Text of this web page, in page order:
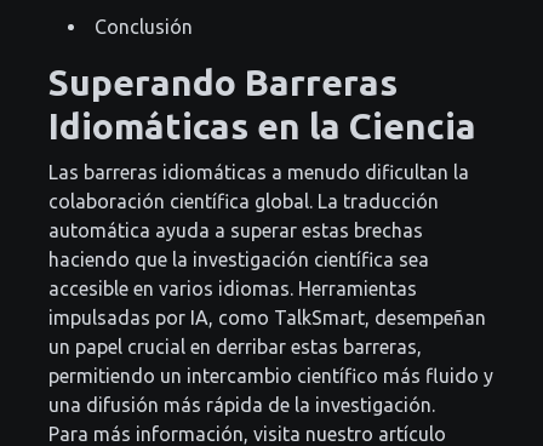
Conclusión
Superando Barreras
Idiomáticas en la Ciencia
Las barreras idiomáticas a menudo dificultan la
colaboración científica global. La traducción
automática ayuda a superar estas brechas
haciendo que la investigación científica sea
accesible en varios idiomas. Herramientas
impulsadas por IA, como TalkSmart, desempeñan
un papel crucial en derribar estas barreras,
permitiendo un intercambio científico más fluido y
una difusión más rápida de la investigación.
Para más información, visita nuestro artículo